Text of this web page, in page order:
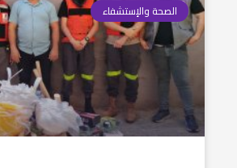
الصحة والإستشفاء